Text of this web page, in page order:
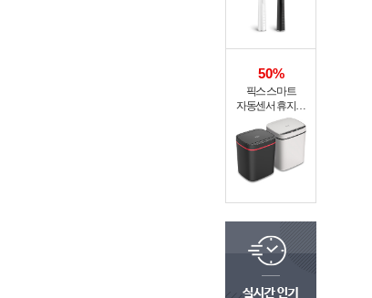
50%
픽스 스마트
자동센서 휴지통
XSW-301